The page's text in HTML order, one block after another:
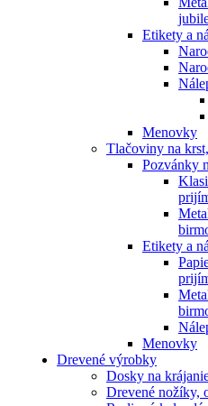
Etikety a
Menovky
Tlačoviny na
Pozvánky
Etikety a
Menovky
Drevené výrobky
Dosky na
Drevené nožíky,